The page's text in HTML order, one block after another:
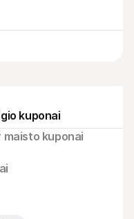
kuponai
maisto kuponai